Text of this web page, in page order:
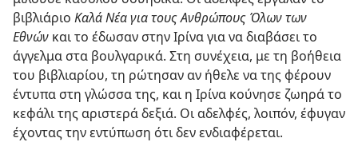
βιβλιάριο Καλά Νέα για τους Ανθρώπους Όλων των
Εθνών και το έδωσαν στην Ιρίνα για να διαβάσει το
άγγελμα στα βουλγαρικά. Στη συνέχεια, με τη βοήθεια
του βιβλιαρίου, τη ρώτησαν αν ήθελε να της φέρουν
έντυπα στη γλώσσα της, και η Ιρίνα κούνησε ζωηρά το
κεφάλι της αριστερά δεξιά. Οι αδελφές, λοιπόν, έφυγαν
έχοντας την εντύπωση ότι δεν ενδιαφέρεται.